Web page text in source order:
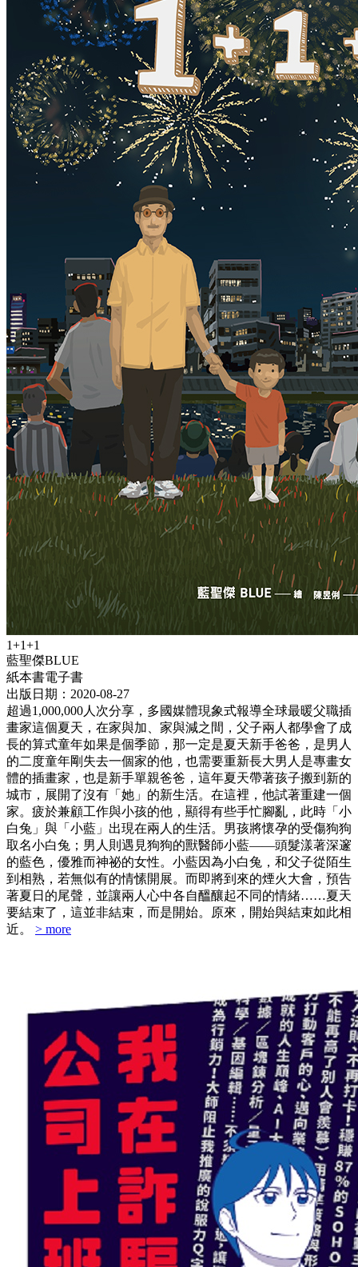
1+1+1
藍聖傑BLUE
紙本書電子書
出版日期：2020-08-27
超過1,000,000人次分享，多國媒體現象式報導全球最暖父職插
畫家這個夏天，在家與加、家與減之間，父子兩人都學會了成
長的算式童年如果是個季節，那一定是夏天新手爸爸，是男人
的二度童年剛失去一個家的他，也需要重新長大男人是專畫女
體的插畫家，也是新手單親爸爸，這年夏天帶著孩子搬到新的
城市，展開了沒有「她」的新生活。在這裡，他試著重建一個
家。疲於兼顧工作與小孩的他，顯得有些手忙腳亂，此時「小
白兔」與「小藍」出現在兩人的生活。男孩將懷孕的受傷狗狗
取名小白兔；男人則遇見狗狗的獸醫師小藍——頭髮漾著深邃
的藍色，優雅而神祕的女性。小藍因為小白兔，和父子從陌生
到相熟，若無似有的情愫開展。而即將到來的煙火大會，預告
著夏日的尾聲，並讓兩人心中各自醞釀起不同的情緒……夏天
要結束了，這並非結束，而是開始。原來，開始與結束如此相
近。 > more